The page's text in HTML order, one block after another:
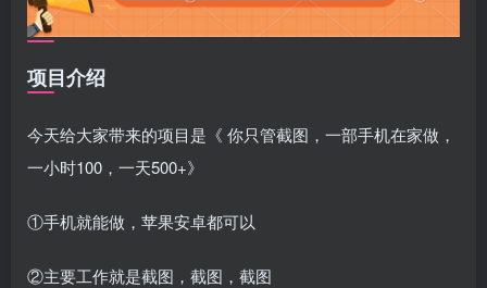
项目介绍
今天给大家带来的项目是《 你只管截图，一部手机在家做，
一小时100，一天500+》
①手机就能做，苹果安卓都可以
②主要工作就是截图，截图，截图